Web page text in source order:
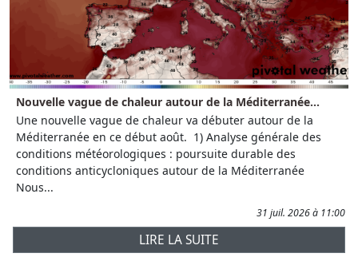
Nouvelle vague de chaleur autour de la Méditerranée...
Une nouvelle vague de chaleur va débuter autour de la
Méditerranée en ce début août. 1) Analyse générale des
conditions météorologiques : poursuite durable des
conditions anticycloniques autour de la Méditerranée
Nous...
31 juil. 2026 à 11:00
LIRE LA SUITE